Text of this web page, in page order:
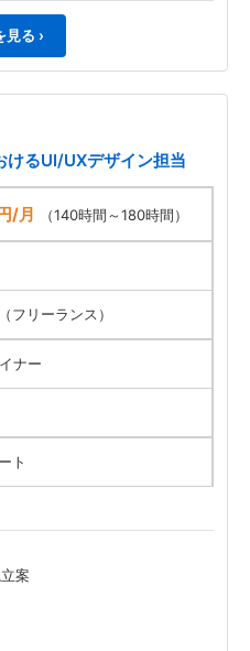
見る ›
けるUI/UXデザイン担当
/月 （140時間～180時間）
フリーランス）
ナー
ト
案